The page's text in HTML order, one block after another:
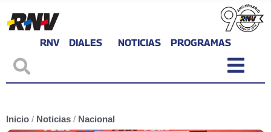
RNV DIALES NOTICIAS PROGRAMAS
Inicio / Noticias / Nacional